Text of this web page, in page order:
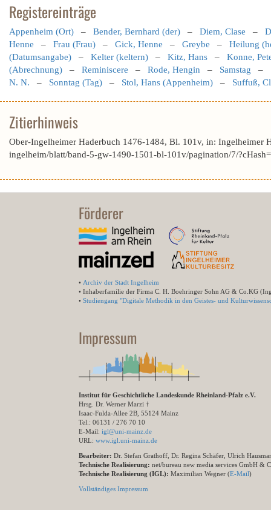
Registereinträge
Appenheim (Ort) – Bender, Bernhard (der) – Diem, Clase –
Henne – Frau (Frau) – Gick, Henne – Greybe – Heilung
(Datumsangabe) – Kelter (keltern) – Kitz, Hans – Konne,
(Abrechnung) – Reminiscere – Rode, Hengin – Samstag –
N. N. – Sonntag (Tag) – Stol, Hans (Appenheim) – Suffuß,
Zitierhinweis
Ober-Ingelheimer Haderbuch 1476-1484, Bl. 101v, in: Ingelheimer
ingelheim/blatt/band-5-gw-1490-1501-bl-101v/pagination/7/
Förderer
• Archiv der Stadt Ingelheim
• Inhaberfamilie der Firma C. H. Boehringer Sohn AG & Co.KG
• Studiengang "Digitale Methodik in den Geistes- und
Impressum
Institut für Geschichtliche Landeskunde Rheinland-Pfalz e.V.
Hrsg. Dr. Werner Marzi †
Isaac-Fulda-Allee 2B, 55124 Mainz
Tel.: 06131 / 276 70 10
E-Mail: igl@uni-mainz.de
URL: www.igl.uni-mainz.de
Bearbeiter: Dr. Stefan Grathoff, Dr. Regina Schäfer, Ulrich
Technische Realisierung: net/bureau new media services GmbH &
Technische Realisierung (IGL): Maximilian Wegner (E-Mail)
Vollständiges Impressum